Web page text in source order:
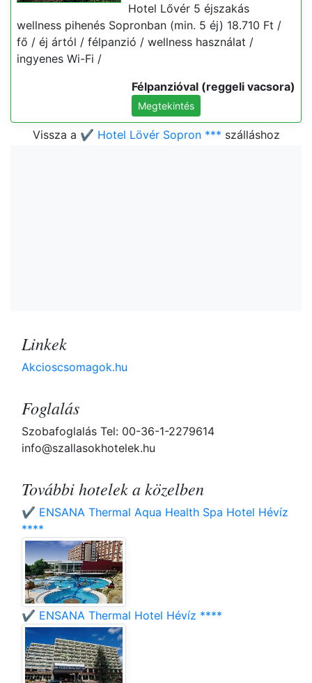
Hotel Lővér 5 éjszakás
wellness pihenés Sopronban (min. 5 éj) 18.710 Ft /
fő / éj ártól / félpanzió / wellness használat /
ingyenes Wi-Fi /
Félpanzióval (reggeli vacsora)
Megtekintés
Vissza a ✔️ Hotel Lövér Sopron *** szálláshoz
Linkek
Akcioscsomagok.hu
Foglalás
Szobafoglalás Tel: 00-36-1-2279614
info@szallasokhotelek.hu
További hotelek a közelben
✔️ ENSANA Thermal Aqua Health Spa Hotel Hévíz
****
✔️ ENSANA Thermal Hotel Hévíz ****